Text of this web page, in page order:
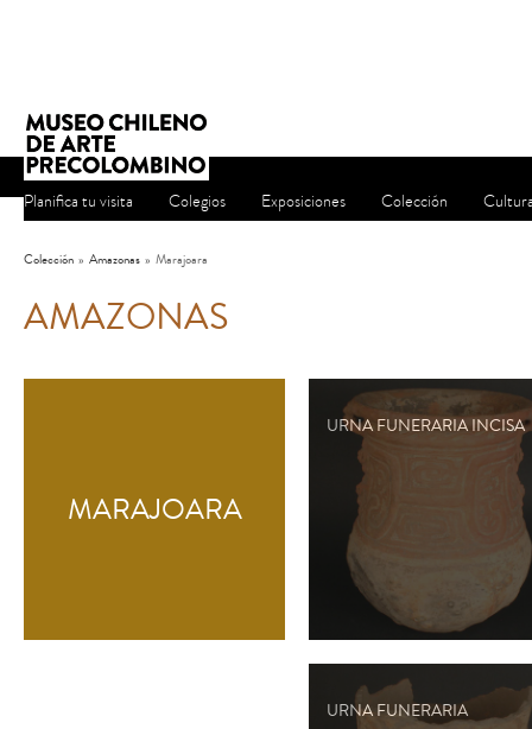
Planifica tu visita Colegios Exposiciones Colección
Colección » Amazonas » Marajoara
AMAZONAS
MARAJOARA
URNA FUNERARIA INCISA
URNA FUNERARIA